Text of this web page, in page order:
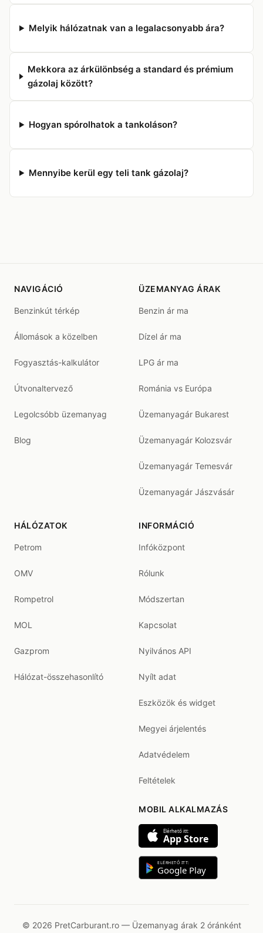
Melyik hálózatnak van a legalacsonyabb ára?
Mekkora az árkülönbség a standard és prémium
gázolaj között?
Hogyan spórolhatok a tankoláson?
Mennyibe kerül egy teli tank gázolaj?
NAVIGÁCIÓ
Benzinkút térkép
Állomások a közelben
Fogyasztás-kalkulátor
Útvonaltervező
Legolcsóbb üzemanyag
Blog
ÜZEMANYAG ÁRAK
Benzin ár ma
Dízel ár ma
LPG ár ma
Románia vs Európa
Üzemanyagár Bukarest
Üzemanyagár Kolozsvár
Üzemanyagár Temesvár
Üzemanyagár Jászvásár
HÁLÓZATOK
Petrom
OMV
Rompetrol
MOL
Gazprom
Hálózat-összehasonlító
INFORMÁCIÓ
Infóközpont
Rólunk
Módszertan
Kapcsolat
Nyilvános API
Nyílt adat
Eszközök és widget
Megyei árjelentés
Adatvédelem
Feltételek
MOBIL ALKALMAZÁS
Elérhető itt:
App Store
ELÉRHETŐ ITT:
Google Play
© 2026 PretCarburant.ro — Üzemanyag árak 2 óránként